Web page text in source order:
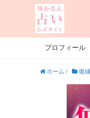
プロフィール
ホーム / 復